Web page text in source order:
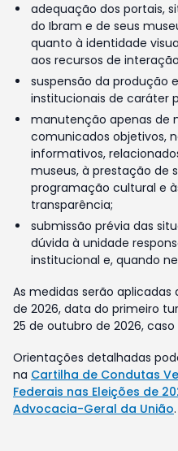
adequação dos portais,
do Ibram e de seus
quanto à identidade
aos recursos de
suspensão da produção
institucionais de caráter
manutenção apenas de
comunicados objetivos,
informativos,
museus, à prestação de
programação cultural e
transparência;
submissão prévia das
dúvida à unidade
institucional e, quando
As medidas serão
de 2026, data do primeiro
25 de outubro de 2026,
Orientações detalhadas
na Cartilha de Condutas
Federais nas Eleições de
Advocacia-Geral da União.